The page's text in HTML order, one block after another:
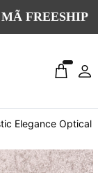
Elegance Optical